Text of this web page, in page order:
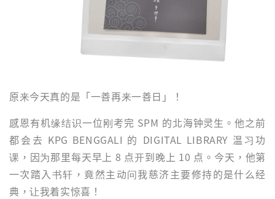
原来今天真的是「一善再来一善日」！
感恩有机缘结识一位刚考完 SPM 的北海钟灵生。他之前
都会去 KPG BENGGALI 的 DIGITAL LIBRARY 温习功
课，因为那里每天早上 8 点开到晚上 10 点。今天，他第
一次踏入书轩，竟然主动问我慈济主要修持的是什么经
典，让我着实惊喜！